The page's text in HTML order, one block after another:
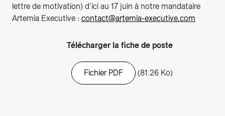
lettre de motivation) d’ici au 17 juin à notre mandataire
Artemia Executive : contact@artemia-executive.com
Télécharger la fiche de poste
Fichier PDF (81.26 Ko)